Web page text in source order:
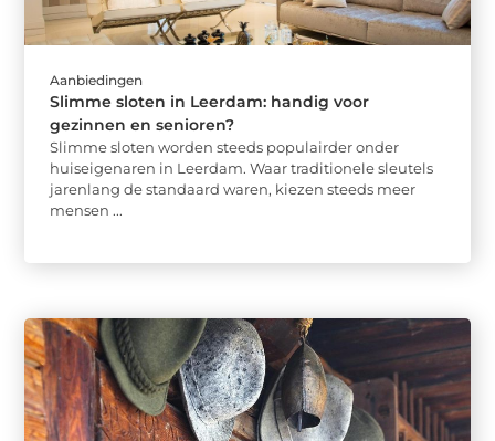
Aanbiedingen
Slimme sloten in Leerdam: handig voor
gezinnen en senioren?
Slimme sloten worden steeds populairder onder
huiseigenaren in Leerdam. Waar traditionele sleutels
jarenlang de standaard waren, kiezen steeds meer
mensen ...